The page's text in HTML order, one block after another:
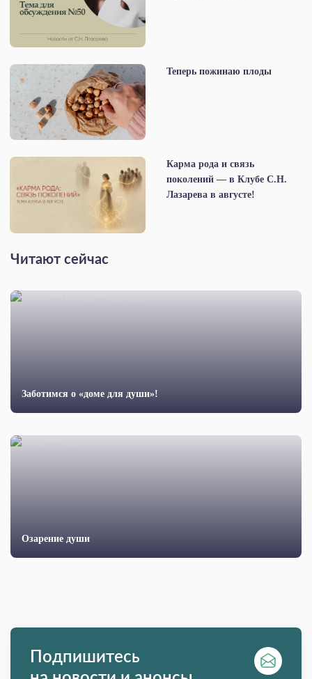
Теперь пожинаю плоды
Карма рода и связь
поколений — в Клубе С.Н.
Лазарева в августе!
Читают сейчас
Заботимся о «доме для души»!
Озарение души
Подпишитесь